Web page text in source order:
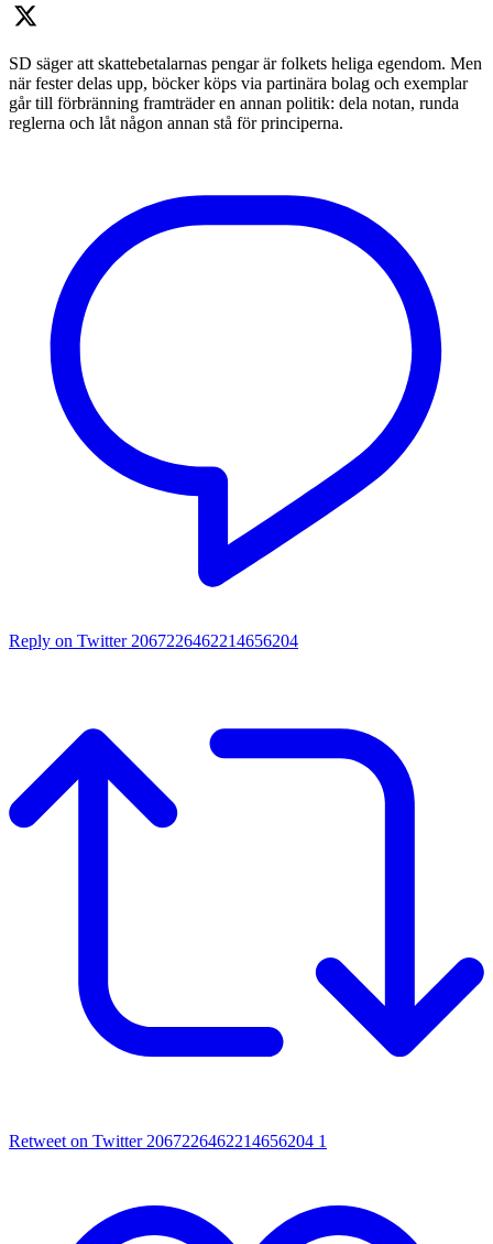
SD säger att skattebetalarnas pengar är folkets heliga egendom. Men
när fester delas upp, böcker köps via partinära bolag och exemplar
går till förbränning framträder en annan politik: dela notan, runda
reglerna och låt någon annan stå för principerna.
Reply on Twitter 2067226462214656204
Retweet on Twitter 2067226462214656204 1